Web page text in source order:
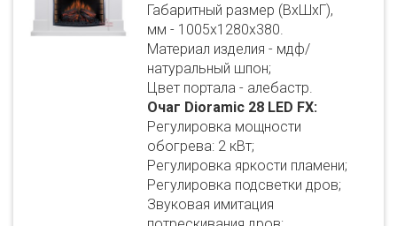
Габаритный размер (ВхШхГ),
мм - 1005х1280х380.
Материал изделия - мдф/
натуральный шпон;
Цвет портала - алебастр.
Очаг Dioramic 28 LED FX:
Регулировка мощности
обогрева: 2 кВт;
Регулировка яркости пламени;
Регулировка подсветки дров;
Звуковая имитация